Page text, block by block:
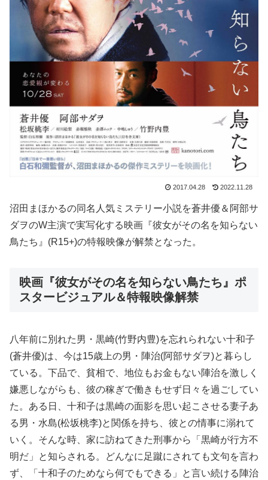
2017.04.28 2022.11.28
沼田まほかるの同名人気ミステリー小説を蒼井優＆阿部サ
ダヲのW主演で実写化する映画『彼女がその名を知らない
鳥たち』(R15+)の特報映像が解禁となった。
映画『彼女がその名を知らない鳥たち』ポ
スタービジュアル＆特報映像解禁
八年前に別れた男・黒崎(竹野内豊)を忘れられない十和子
(蒼井優)は、今は15歳上の男・陣治(阿部サダヲ)と暮らし
ている。下品で、貧相で、地位もお金もない陣治を激しく
嫌悪しながらも、彼の稼ぎで働きもせず日々を過ごしてい
た。ある日、十和子は黒崎の面影を思い起こさせる妻子あ
る男・水島(松坂桃李)と関係を持ち、彼との情事に溺れて
いく。そんな時、家に訪ねてきた刑事から「黒崎が行方不
明だ」と知らされる。どんなに足蹴にされても文句を言わ
ず、「十和子のためなら何でもできる」と言い続ける陣治